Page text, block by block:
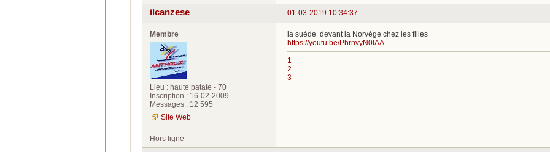
01-03-2019 10:34:37
ilcanzese
Membre
Lieu : haute patate - 70
Inscription : 16-02-2009
Messages : 12 595
Site Web
la suède devant la Norvège chez les filles
https://youtu.be/PhrnvyN0IAA
1
2
3
Hors ligne